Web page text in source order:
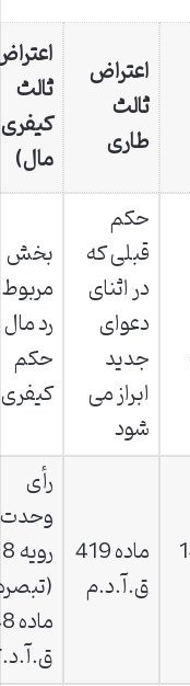
اعتراض
ثالث
طاری
ثالث
مال)
حکم
قبلی که
در اثنای
دعوای
جدید
ابراز می
شود
بخش
رد
حکم
کیفری
ماده 419
ق.آ.د.م
رأی
وحدت